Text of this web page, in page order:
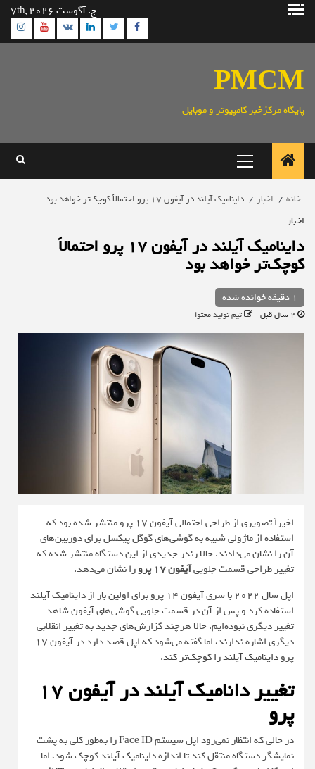
پرش
ج. آگوست 7th, 2026
Facebook
Twitter
Linkedin
VK
PMCM
پایگاه مرکزخبر کامپیوتر و موبایل
اصلی
خانه اخبار داینامیک آیلند در آیفون 17 پرو احتمالاً کوچک‌تر خواهد بود
اخبار
داینامیک آیلند در آیفون 17 پرو احتمالاً
کوچک‌تر خواهد بود
1 دقیقه خوانده شده
تیم تولید محتوا
اخیراً تصویری از طراحی احتمالی آیفون 1‌7 پرو منتشر شده بود که
استفاده از ماژولی شبیه به گوشی‌های گوگل پیکسل برای دوربین‌های
آن را نشان می‌دادند. حالا رندر جدیدی از این دستگاه منتشر شده که
تغییر طراحی قسمت جلوییآیفون 17 پرو
را نشان می‌دهد.
اپل سال 2022 با سری آیفون 14 پرو برای اولین بار از داینامیک آیلند
استفاده کرد و پس از آن در قسمت جلویی گوشی‌های آیفون شاهد
تغییر دیگری نبوده‌ایم. حالا هرچند گزارش‌های جدید به تغییر انقلابی
دیگری اشاره ندارند، اما گفته می‌شود که اپل قصد دارد در آیفون 17
پروداینامیک آیلند را کوچک‌تر کند.
تغییر دانامیک آیلند در آیفون 17
پرو
در حالی که انتظار نمی‌رود اپل سیستم Face ID را به‌طور کلی به پشت
نمایشگر دستگاه منتقل کند تا اندازه داینامیک آیلند کوچک شود، اما